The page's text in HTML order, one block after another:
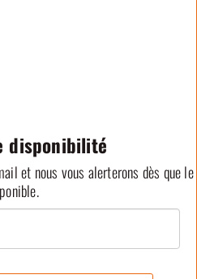
disponibilité
et nous vous alerterons dès que le